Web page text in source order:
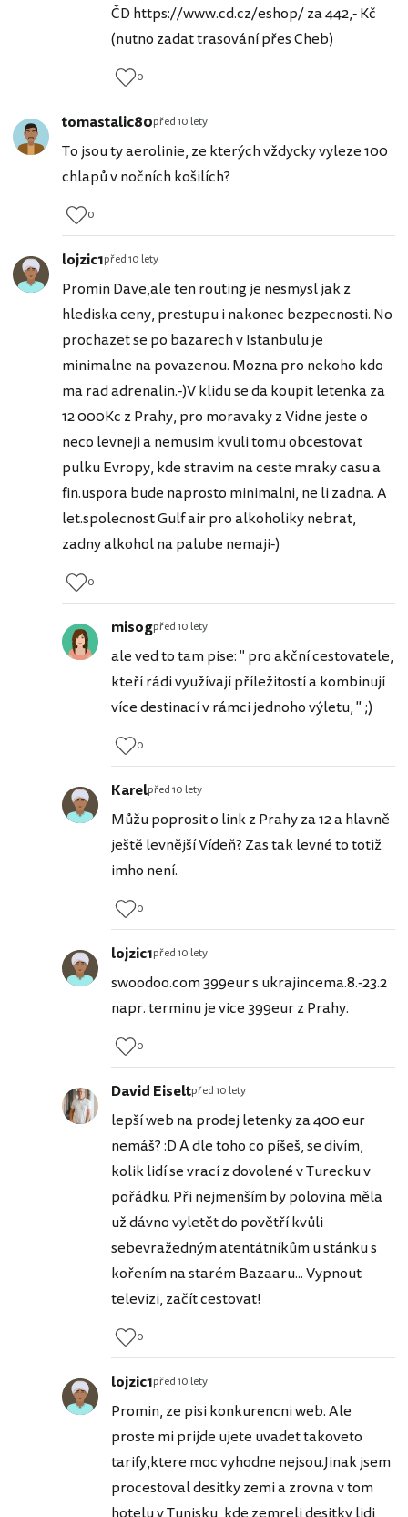
ČD https://www.cd.cz/eshop/ za 442,- Kč
(nutno zadat trasování přes Cheb)
0
tomastalic80před 10 lety
To jsou ty aerolinie, ze kterých vždycky vyleze 100
chlapů v nočních košilích?
0
lojzic1před 10 lety
Promin Dave,ale ten routing je nesmysl jak z
hlediska ceny, prestupu i nakonec bezpecnosti. No
prochazet se po bazarech v Istanbulu je
minimalne na povazenou. Mozna pro nekoho kdo
ma rad adrenalin.-)V klidu se da koupit letenka za
12 000Kc z Prahy, pro moravaky z Vidne jeste o
neco levneji a nemusim kvuli tomu obcestovat
pulku Evropy, kde stravim na ceste mraky casu a
fin.uspora bude naprosto minimalni, ne li zadna. A
let.spolecnost Gulf air pro alkoholiky nebrat,
zadny alkohol na palube nemaji-)
0
misogpřed 10 lety
ale ved to tam pise: " pro akční cestovatele,
kteří rádi využívají příležitostí a kombinují
více destinací v rámci jednoho výletu, " ;)
0
Karelpřed 10 lety
Můžu poprosit o link z Prahy za 12 a hlavně
ještě levnější Vídeň? Zas tak levné to totiž
imho není.
0
lojzic1před 10 lety
swoodoo.com 399eur s ukrajincema.8.-23.2
napr. terminu je vice 399eur z Prahy.
0
David Eiseltpřed 10 lety
lepší web na prodej letenky za 400 eur
nemáš? :D A dle toho co píšeš, se divím,
kolik lidí se vrací z dovolené v Turecku v
pořádku. Při nejmenším by polovina měla
už dávno vyletět do povětří kvůli
sebevražedným atentátníkům u stánku s
kořením na starém Bazaaru... Vypnout
televizi, začít cestovat!
0
lojzic1před 10 lety
Promin, ze pisi konkurencni web. Ale
proste mi prijde ujete uvadet takoveto
tarify,ktere moc vyhodne nejsou.Jinak jsem
procestoval desitky zemi a zrovna v tom